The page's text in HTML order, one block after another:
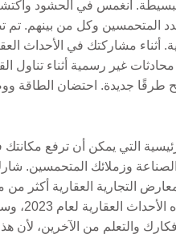
انغمس في الحشود
المتحمسين وكل من بينهم. تم
أثناء مشاركتك في الأحداث
غير رسمية أثناء تناول
طرقًا جديدة. احتضان
التي يمكن أن ترفع
وزملائك المتحمسين. شارك
التجارية العقارية
فهي أرض خصبة
والتعلم من الآخرين، لأن هذا